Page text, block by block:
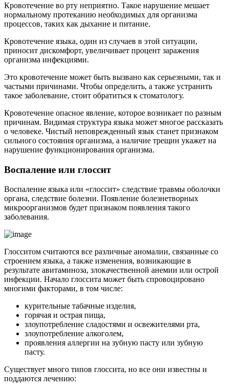
Кровотечение во рту неприятно. Такое нарушение мешает
нормальному протеканию необходимых для организма
процессов, таких как дыхание и питание.
Кровотечение языка, один из случаев в этой ситуации,
приносит дискомфорт, увеличивает процент заражения
организма инфекциями.
Это кровотечение может быть вызвано как серьезными, так и
частыми причинами. Чтобы определить, а также устранить
такое заболевание, стоит обратиться к стоматологу.
Кровотечение опасное явление, которое возникает по разным
причинам. Видимая структура языка может многое рассказать
о человеке. Чистый неповрежденный язык станет признаком
сильного состояния организма, а наличие трещин укажет на
нарушение функционирования организма.
Воспаление или глоссит
Воспаление языка или «глоссит» следствие травмы оболочки
органа, следствие болезни. Появление болезнетворных
микроорганизмов будет признаком появления такого
заболевания.
Глосситом считаются все различные аномалии, связанные со
строением языка, а также изменения, возникающие в
результате авитаминоза, злокачественной анемии или острой
инфекции. Начало глоссита может быть спровоцировано
многими факторами, в том числе:
курительные табачные изделия,
горячая и острая пища,
злоупотребление сладостями и освежителями рта,
злоупотребление алкоголем,
проявления аллергии на зубную пасту или зубную
пасту.
Существует много типов глоссита, но все они известны и
поддаются лечению: